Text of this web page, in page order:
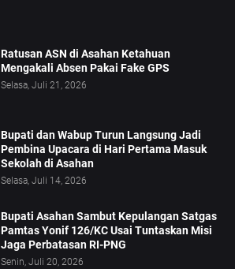
Ratusan ASN di Asahan Ketahuan
Mengakali Absen Pakai Fake GPS
Selasa, Juli 21, 2026
Bupati dan Wabup Turun Langsung Jadi
Pembina Upacara di Hari Pertama Masuk
Sekolah di Asahan
Selasa, Juli 14, 2026
Bupati Asahan Sambut Kepulangan Satgas
Pamtas Yonif 126/KC Usai Tuntaskan Misi
Jaga Perbatasan RI-PNG
Senin, Juli 20, 2026